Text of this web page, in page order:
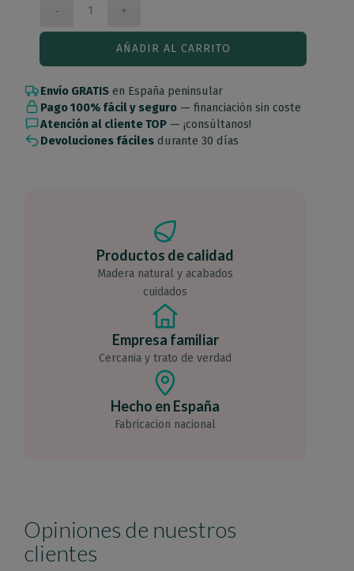
AÑADIR AL CARRITO
Envío GRATIS en España peninsular
Pago 100% fácil y seguro — financiación sin coste
Atención al cliente TOP — ¡consúltanos!
Devoluciones fáciles durante 30 días
Productos de calidad
Madera natural y acabados
cuidados
Empresa familiar
Cercania y trato de verdad
Hecho en España
Fabricacion nacional
Opiniones de nuestros
clientes